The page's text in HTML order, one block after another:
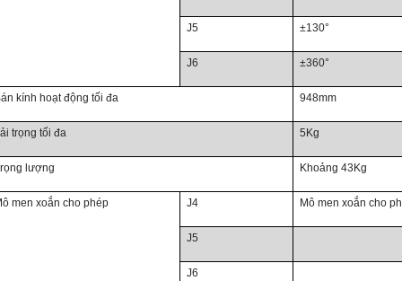
J5 ±130°
J6 ±360°
kính hoạt động tối đa 948mm
trọng tối đa 5Kg
lượng Khoảng 43Kg
men xoắn cho phép J4 Mô men xoắn cho
J5
J6